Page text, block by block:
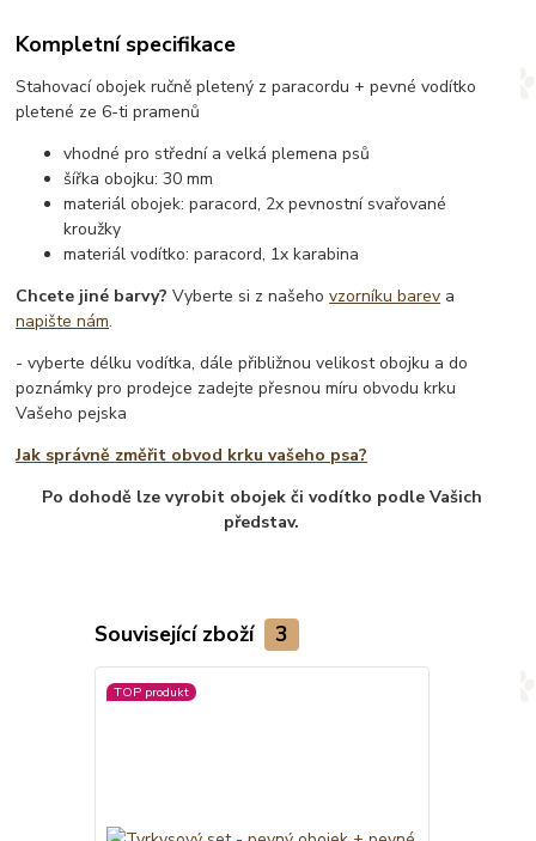
Kompletní specifikace
Stahovací obojek ručně pletený z paracordu + pevné vodítko
pletené ze 6-ti pramenů
vhodné pro střední a velká plemena psů
šířka obojku: 30 mm
materiál obojek: paracord, 2x pevnostní svařované
kroužky
materiál vodítko: paracord, 1x karabina
Chcete jiné barvy? Vyberte si z našehovzorníku barev a
napište nám.
- vyberte délku vodítka, dále přibližnou velikost obojku a do
poznámky pro prodejce zadejte přesnou míru obvodu krku
Vašeho pejska
Jak správně změřit obvod krku vašeho psa?
Po dohodě lze vyrobit obojek či vodítko podle Vašich
představ.
Související zboží 3
TOP produkt